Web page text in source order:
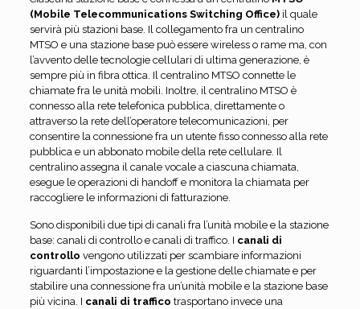
(Mobile Telecommunications Switching Office)il quale
servirà più stazioni base. Il collegamento fra un centralino
MTSO e una stazione base può essere wireless o rame ma, con
l’avvento delle tecnologie cellulari di ultima generazione, è
sempre più in fibra ottica. Il centralino MTSO connette le
chiamate fra le unità mobili. Inoltre, il centralino MTSO è
connesso alla rete telefonica pubblica, direttamente o
attraverso la rete dell’operatore telecomunicazioni, per
consentire la connessione fra un utente fisso connesso alla rete
pubblica e un abbonato mobile della rete cellulare. Il
centralino assegna il canale vocale a ciascuna chiamata,
esegue le operazioni di handoff e monitora la chiamata per
raccogliere le informazioni di fatturazione.
Sono disponibili due tipi di canali fra l’unità mobile e la stazione
base: canali di controllo e canali di traffico. I canali di
controllo vengono utilizzati per scambiare informazioni
riguardanti l’impostazione e la gestione delle chiamate e per
stabilire una connessione fra un’unità mobile e la stazione base
più vicina. I canali di traffico trasportano invece una